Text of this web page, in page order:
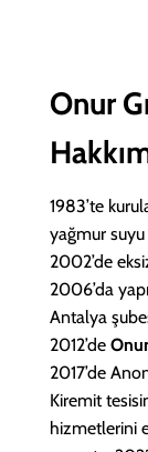
Onur
1983’te
yağmur
2002’de
2006’da
Antalya
2012’de
2017’de
Kiremit
hizmetlerini